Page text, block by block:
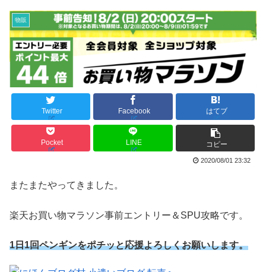
物販
Twitter Facebook はてブ
Pocket LINE コピー
2020/08/01 23:32
またまたやってきました。
楽天お買い物マラソン事前エントリー＆SPU攻略です。
1日1回ペンギンをポチッと応援よろしくお願いします。